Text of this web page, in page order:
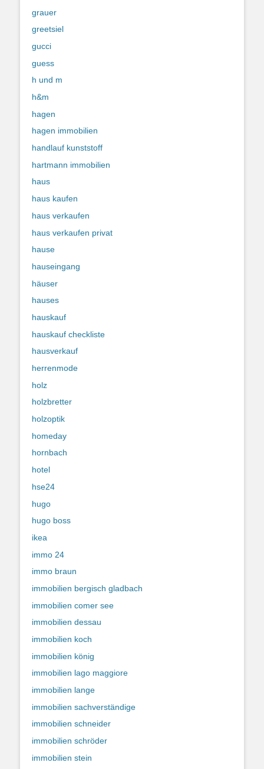
grauer
greetsiel
gucci
guess
h und m
h&m
hagen
hagen immobilien
handlauf kunststoff
hartmann immobilien
haus
haus kaufen
haus verkaufen
haus verkaufen privat
hause
hauseingang
häuser
hauses
hauskauf
hauskauf checkliste
hausverkauf
herrenmode
holz
holzbretter
holzoptik
homeday
hornbach
hotel
hse24
hugo
hugo boss
ikea
immo 24
immo braun
immobilien bergisch gladbach
immobilien comer see
immobilien dessau
immobilien koch
immobilien könig
immobilien lago maggiore
immobilien lange
immobilien sachverständige
immobilien schneider
immobilien schröder
immobilien stein